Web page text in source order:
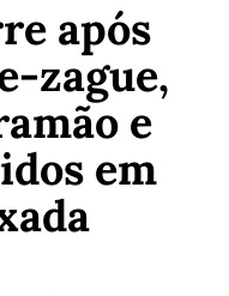
após
zague,
e
em